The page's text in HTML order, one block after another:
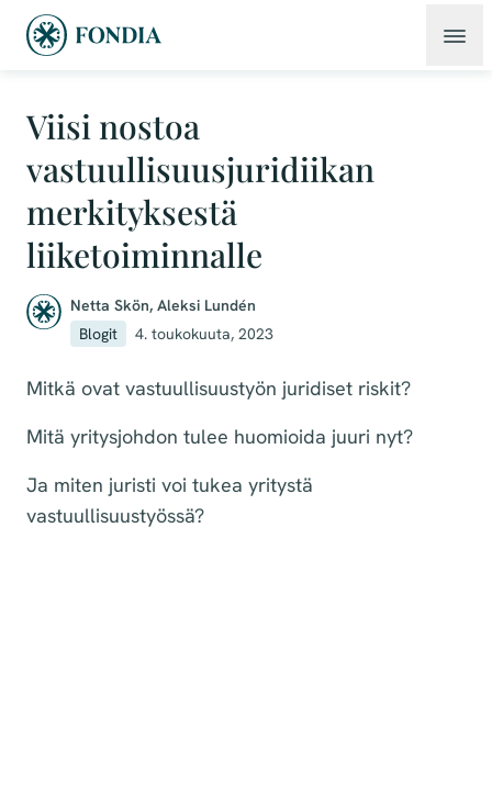
Viisi nostoa
vastuullisuusjuridiikan
merkityksestä
liiketoiminnalle
Netta Skön, Aleksi Lundén
Blogit
4. toukokuuta, 2023
Mitkä ovat vastuullisuustyön juridiset riskit?
Mitä yritysjohdon tulee huomioida juuri nyt?
Ja miten juristi voi tukea yritystä
vastuullisuustyössä?